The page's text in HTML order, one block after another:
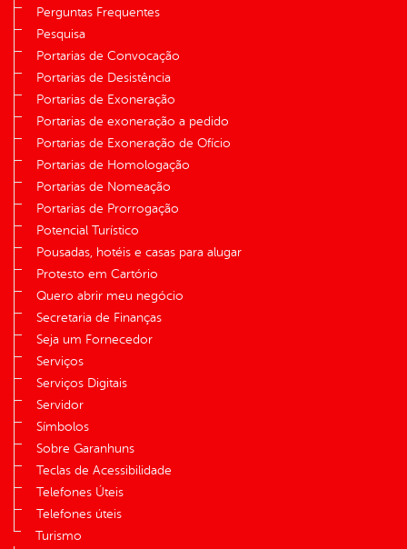
Perguntas Frequentes
Pesquisa
Portarias de Convocação
Portarias de Desistência
Portarias de Exoneração
Portarias de exoneração a pedido
Portarias de Exoneração de Ofício
Portarias de Homologação
Portarias de Nomeação
Portarias de Prorrogação
Potencial Turístico
Pousadas, hotéis e casas para alugar
Protesto em Cartório
Quero abrir meu negócio
Secretaria de Finanças
Seja um Fornecedor
Serviços
Serviços Digitais
Servidor
Símbolos
Sobre Garanhuns
Teclas de Acessibilidade
Telefones Úteis
Telefones úteis
Turismo